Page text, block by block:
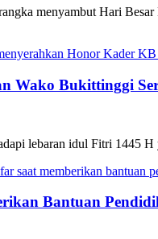
menyambut Hari
Wako Bukittinggi
lebaran idul Fitri 1445
Bantuan